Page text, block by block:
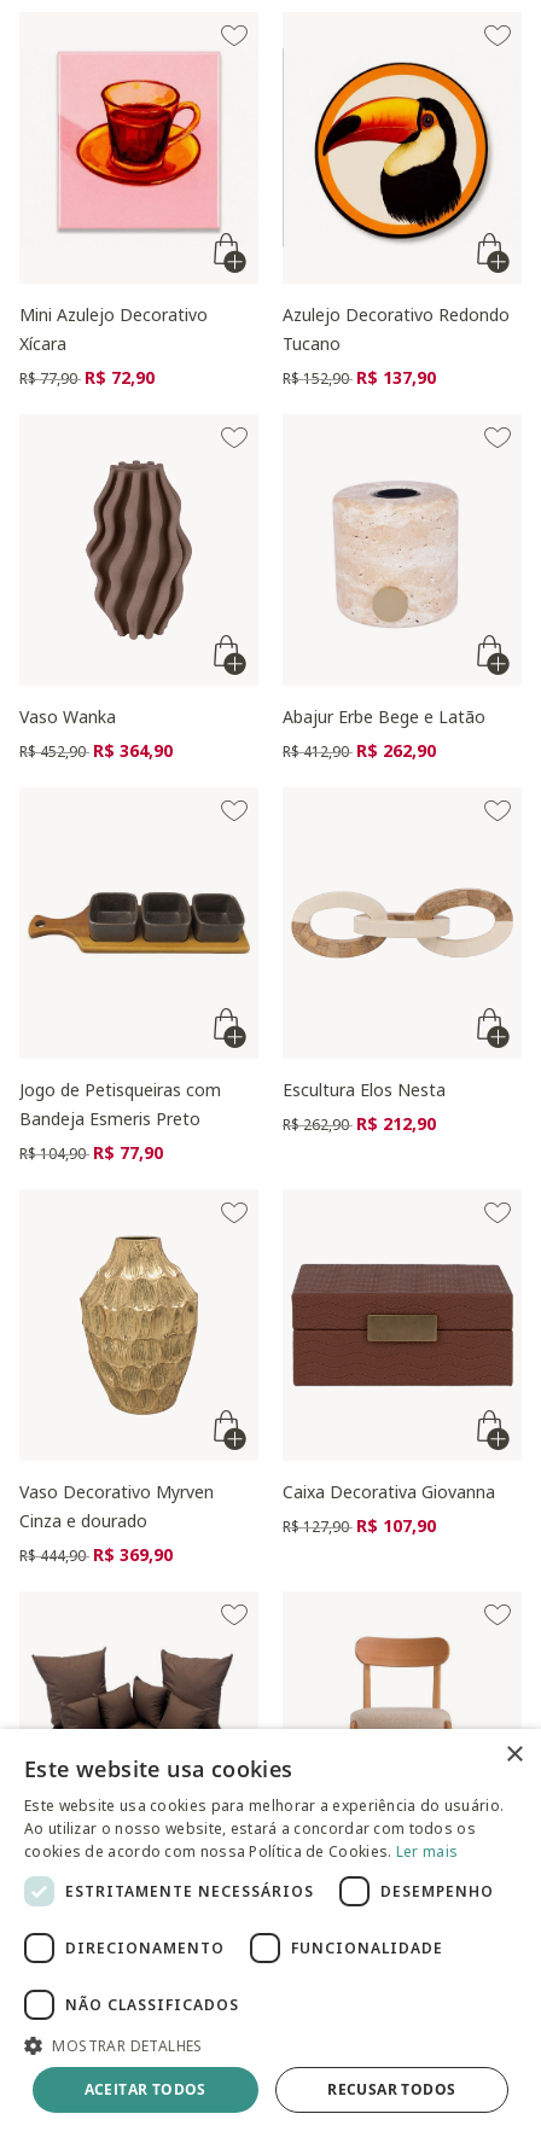
Mini Azulejo Decorativo
Xícara
Preço reduzido de
R$ 77,90 para
R$ 72,90
Azulejo Decorativo Redondo
Tucano
Preço reduzido de
R$ 152,90 para
R$ 137,90
Vaso Wanka
Preço reduzido de
R$ 452,90 para
R$ 364,90
Abajur Erbe Bege e Latão
Preço reduzido de
R$ 412,90 para
R$ 262,90
Jogo de Petisqueiras com
Bandeja Esmeris Preto
Preço reduzido de
R$ 104,90 para
R$ 77,90
Escultura Elos Nesta
Preço reduzido de
R$ 262,90 para
R$ 212,90
Vaso Decorativo Myrven
Cinza e dourado
Preço reduzido de
R$ 444,90 para
R$ 369,90
Caixa Decorativa Giovanna
Preço reduzido de
R$ 127,90 para
R$ 107,90
Futon Turco com Almofadas
Preço reduzido de
R$ 1.559,00para
R$ 1.091,30 no PIX
Cadeira Alice Laminada
×
Este website usa cookies
Este website usa cookies para melhorar a experiência do usuário.
Ao utilizar o nosso website, estará a concordar com todos os
cookies de acordo com nossa Política de Cookies. Ler mais
ESTRITAMENTE NECESSÁRIOS
DESEMPENHO
DIRECIONAMENTO FUNCIONALIDADE
NÃO CLASSIFICADOS
MOSTRAR DETALHES
ACEITAR TODOS RECUSAR TODOS